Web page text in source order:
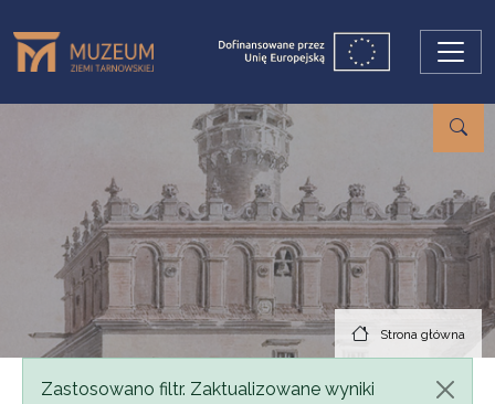
Strona główna
Komunikat
Zastosowano filtr. Zaktualizowane wyniki